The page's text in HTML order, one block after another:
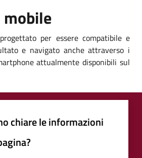
per essere compatibile e
e navigato anche attraverso i
attualmente disponibili sul
chiare le informazioni